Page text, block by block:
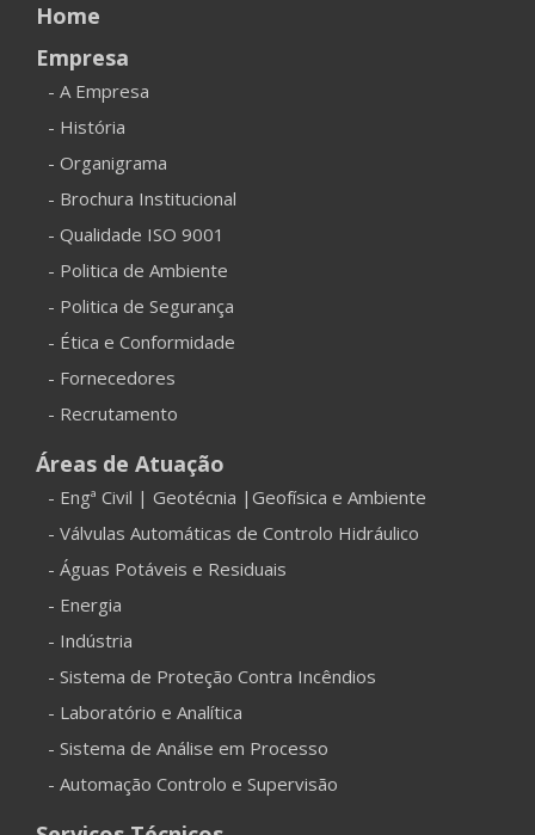
Home
Empresa
- A Empresa
- História
- Organigrama
- Brochura Institucional
- Qualidade ISO 9001
- Politica de Ambiente
- Politica de Segurança
- Ética e Conformidade
- Fornecedores
- Recrutamento
Áreas de Atuação
- Engª Civil | Geotécnia |Geofísica e Ambiente
- Válvulas Automáticas de Controlo Hidráulico
- Águas Potáveis e Residuais
- Energia
- Indústria
- Sistema de Proteção Contra Incêndios
- Laboratório e Analítica
- Sistema de Análise em Processo
- Automação Controlo e Supervisão